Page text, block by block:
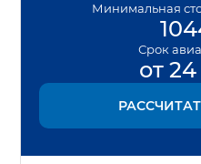
Минимальная
Срок
от